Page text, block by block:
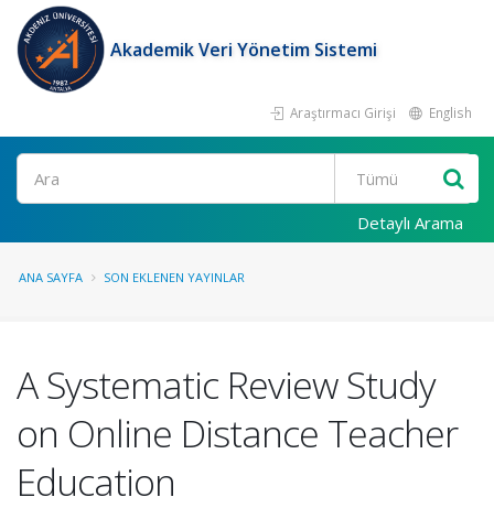
Akademik Veri Yönetim Sistemi
Araştırmacı Girişi English
Ara
Detaylı Arama
ANA SAYFA SON EKLENEN YAYINLAR
A Systematic Review Study
on Online Distance Teacher
Education